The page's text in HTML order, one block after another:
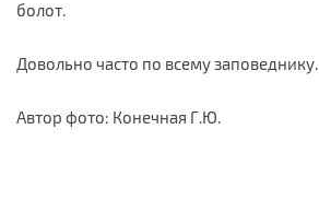
болот.
Довольно часто по всему заповеднику.
Автор фото: Конечная Г.Ю.